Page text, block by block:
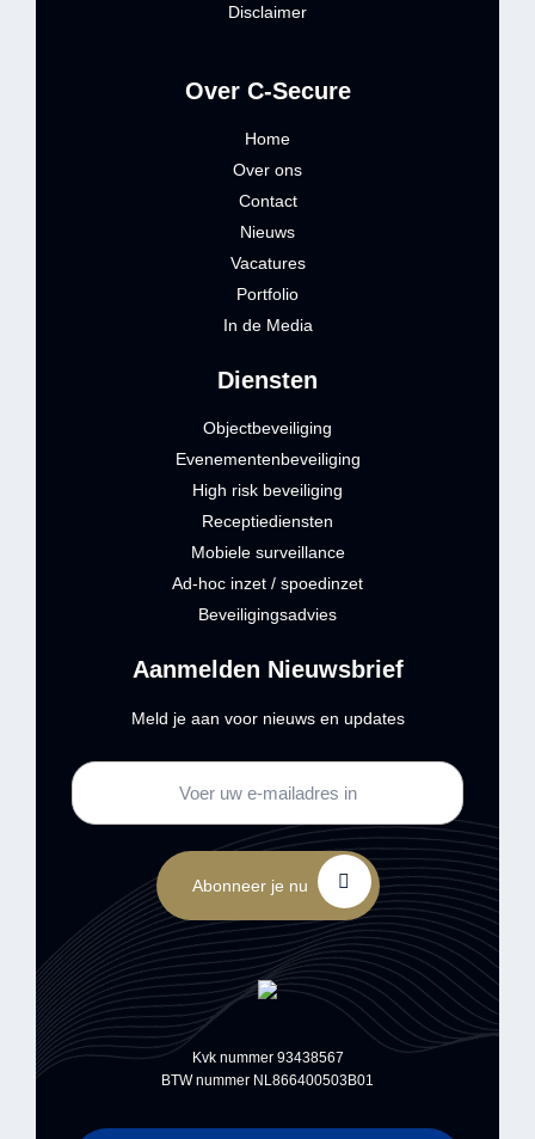
Kvk nummer 93438567
BTW nummer NL866400503B01
Disclaimer
Over C-Secure
Home
Over ons
Contact
Nieuws
Vacatures
Portfolio
In de Media
Diensten
Objectbeveiliging
Evenementenbeveiliging
High risk beveiliging
Receptiediensten
Mobiele surveillance
Ad-hoc inzet / spoedinzet
Beveiligingsadvies
Aanmelden Nieuwsbrief
Meld je aan voor nieuws en updates
Abonneer je nu